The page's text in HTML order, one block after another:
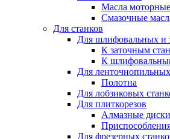
Масла моторные
Смазочные
Для станков
Для шлифовальных и
К заточным
К
Для
Полотна
Для лобзиковых
Для плиткорезов
Алмазные диски
Для фрезерных